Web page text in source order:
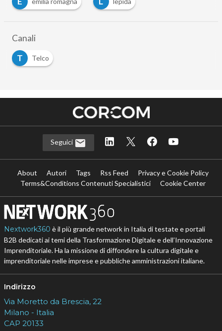
Canali
T
Telco
Seguici
About Autori Tags Rss Feed
Privacy e Cookie Policy
Terms&Conditions Contenuti Specialistici
Cookie Center
Nextwork360 è il più grande network in Italia di testate e portali
B2B dedicati ai temi della Trasformazione Digitale e dell’Innovazione
Imprenditoriale. Ha la missione di diffondere la cultura digitale e
imprenditoriale nelle imprese e pubbliche amministrazioni italiane.
Indirizzo
Via Moretto da Brescia, 22
Milano - Italia
CAP 20133